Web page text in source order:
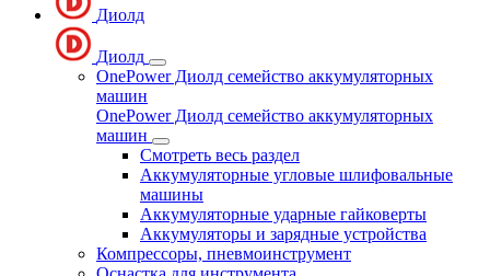
Диолд
Диолд
OnePower Диолд семейство аккумуляторных
машин
OnePower Диолд семейство аккумуляторных
машин
Смотреть весь раздел
Аккумуляторные угловые шлифовальные
машины
Аккумуляторные ударные гайковерты
Аккумуляторы и зарядные устройства
Компрессоры, пневмоинструмент